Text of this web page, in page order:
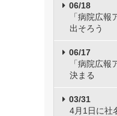
06/18
「病院広
出そろう
06/17
「病院広
決まる
03/31
4月1日に社